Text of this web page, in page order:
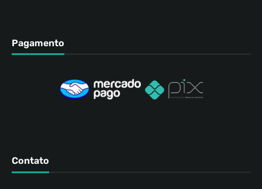
Pagamento
Contato